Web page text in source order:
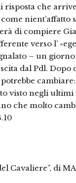
risposta che
nient’affatto
di compiere
verso l’
– un giorno
dal Pdl. Dopo
visto negli ultimi
che molto
Cavaliere”, di